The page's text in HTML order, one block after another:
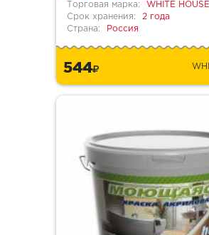
Торговая марка:
WHITE HOUSE
Срок хранения:
2 года
Страна:
Россия
544